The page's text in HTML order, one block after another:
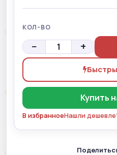
КОЛ-ВО
− +
Купить
В избранноеНашли